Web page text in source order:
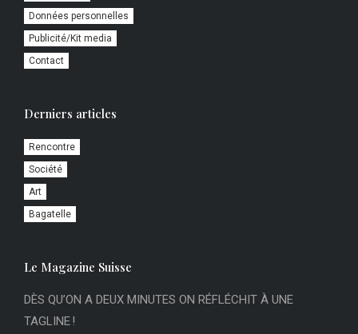
Données personnelles
Publicité/Kit media
Contact
Derniers articles
Rencontre
Société
Art
Bagatelle
Le Magazine Suisse
DÈS QU’ON A DEUX MINUTES ON RÉFLÉCHIT À UNE
TAGLINE !